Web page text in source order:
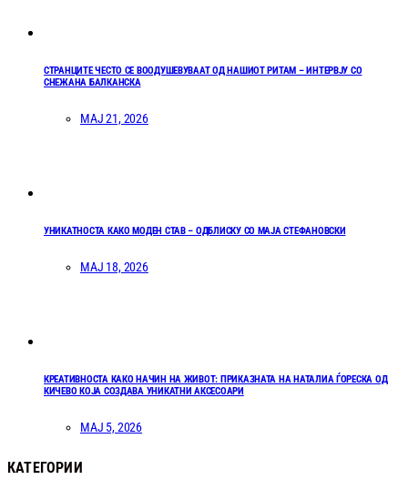
СТРАНЦИТЕ ЧЕСТО СЕ ВООДУШЕВУВААТ ОД НАШИОТ РИТАМ – ИНТЕРВЈУ СО
СНЕЖАНА БАЛКАНСКА
МАЈ 21, 2026
УНИКАТНОСТА КАКО МОДЕН СТАВ – ОДБЛИСКУ СО МАЈА СТЕФАНОВСКИ
МАЈ 18, 2026
КРЕАТИВНОСТА КАКО НАЧИН НА ЖИВОТ: ПРИКАЗНАТА НА НАТАЛИА ЃОРЕСКА ОД
КИЧЕВО КОЈА СОЗДАВА УНИКАТНИ АКСЕСОАРИ
МАЈ 5, 2026
КАТЕГОРИИ